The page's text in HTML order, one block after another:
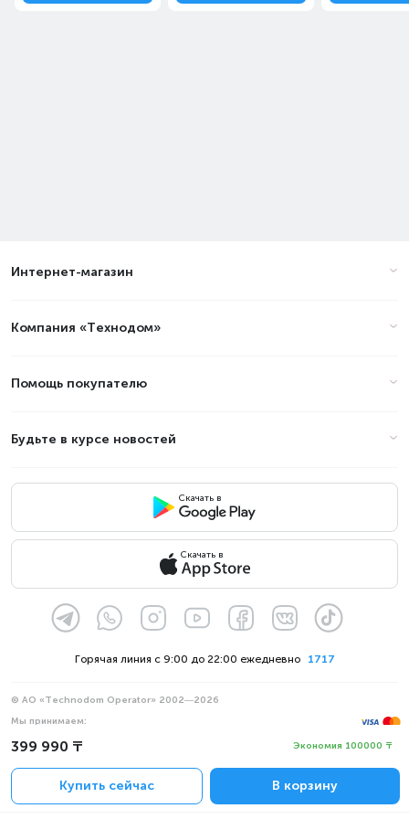
399 990 ₸ Экономия 100000 ₸
Купить сейчас В корзину
Интернет-магазин
Компания «Технодом»
Помощь покупателю
Будьте в курсе новостей
Скачать в
Скачать в
1717
Горячая линия с 9:00 до 22:00 ежедневно
© АО «Technodom Operator» 2002—2026
Мы принимаем:
Официальное уведомление